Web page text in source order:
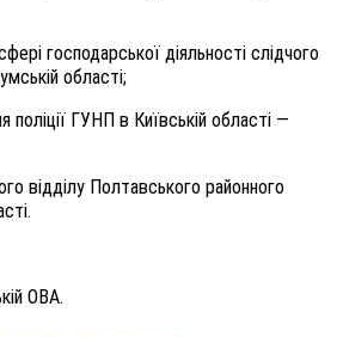
господарської діяльності слідчого
області;
ГУНП в Київській області —
відділу Полтавського районного
ОВА.